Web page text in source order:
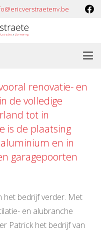
renovatie- en
de volledige
tot in
is de plaatsing
aluminium en in
garagepoorten
het bedrijf verder. Met
en alubranche
Patrick het bedrijf van